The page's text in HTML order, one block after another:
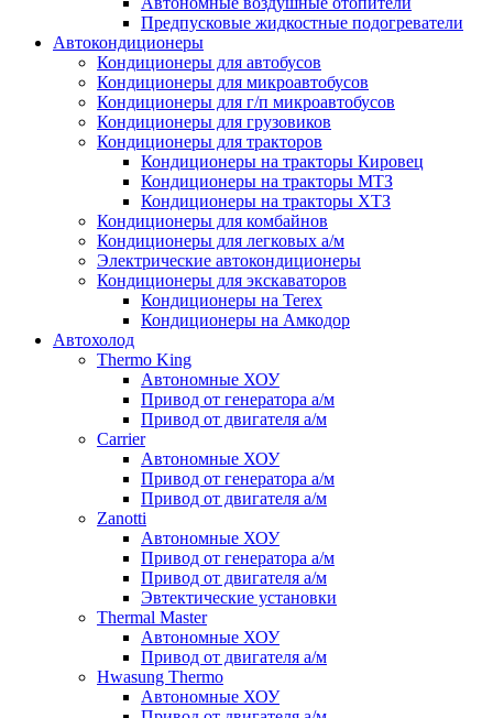
Предпусковые жидкостные подогреватели
Автокондиционеры
Кондиционеры для автобусов
Кондиционеры для микроавтобусов
Кондиционеры для г/п микроавтобусов
Кондиционеры для грузовиков
Кондиционеры для тракторов
Кондиционеры на тракторы Кировец
Кондиционеры на тракторы МТЗ
Кондиционеры на тракторы ХТЗ
Кондиционеры для комбайнов
Кондиционеры для легковых а/м
Электрические автокондиционеры
Кондиционеры для экскаваторов
Кондиционеры на Terex
Кондиционеры на Амкодор
Автохолод
Thermo King
Автономные ХОУ
Привод от генератора а/м
Привод от двигателя а/м
Carrier
Автономные ХОУ
Привод от генератора а/м
Привод от двигателя а/м
Zanotti
Автономные ХОУ
Привод от генератора а/м
Привод от двигателя а/м
Эвтектические установки
Thermal Master
Автономные ХОУ
Привод от двигателя а/м
Hwasung Thermo
Автономные ХОУ